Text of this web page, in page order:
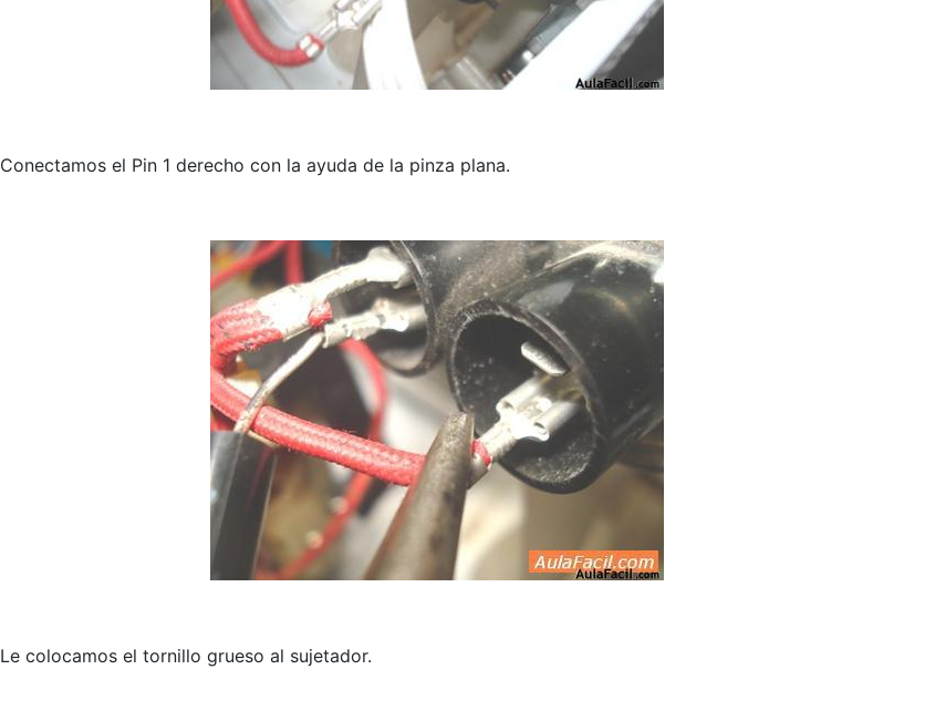
Conectamos el Pin 1 derecho con la ayuda de la pinza plana.
Le colocamos el tornillo grueso al sujetador.